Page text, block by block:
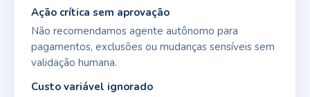
Ação crítica sem aprovação
Não recomendamos agente autônomo para
pagamentos, exclusões ou mudanças sensíveis sem
validação humana.
Custo variável ignorado